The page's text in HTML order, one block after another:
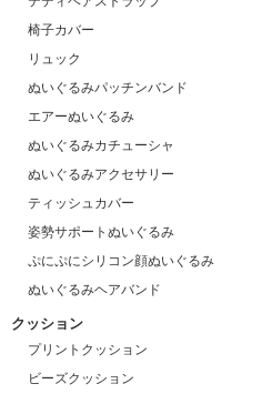
椅子カバー
リュック
ぬいぐるみパッチンバンド
エアーぬいぐるみ
ぬいぐるみカチューシャ
ぬいぐるみアクセサリー
ティッシュカバー
姿勢サポートぬいぐるみ
ぷにぷにシリコン顔ぬいぐるみ
ぬいぐるみヘアバンド
クッション
プリントクッション
ビーズクッション